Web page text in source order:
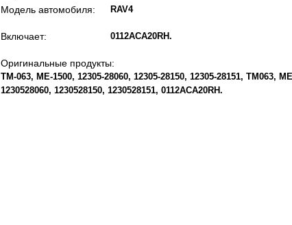
Модель автомобиля: RAV4
Включает: 0112ACA20RH
Оригинальные продукты:
TM-063 ME-1500 12305-28060 12305-28150 12305-28151 TM063
1230528060 1230528150 1230528151 0112ACA20RH